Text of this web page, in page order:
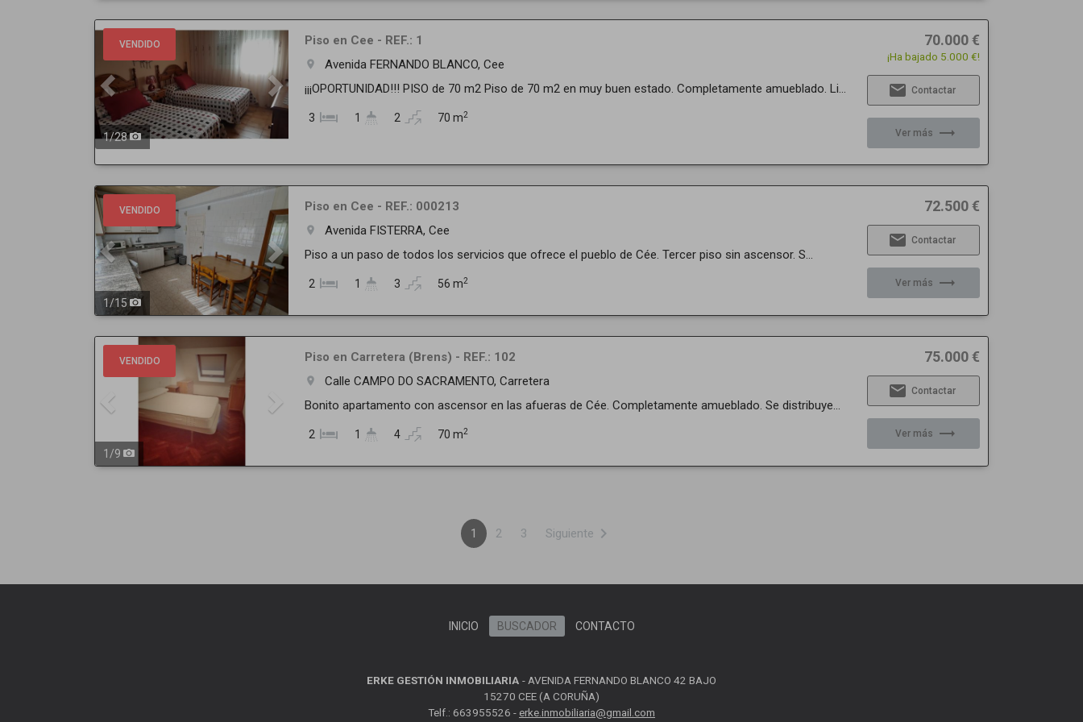
VENDIDO
Previous Next
1/28
Piso en Cee - REF.: 1
room
Avenida FERNANDO BLANCO, Cee
¡¡¡OPORTUNIDAD!!! PISO de 70 m2 Piso de 70 m2 en muy buen estado. Completamente amueblado. Li...
3 1 2 70 m2
70.000 €
¡Ha bajado 5.000 €!
email Contactar
Ver más trending_flat
VENDIDO
Previous Next
1 /15
Piso en Cee - REF.: 000213
room
Avenida FISTERRA, Cee
Piso a un paso de todos los servicios que ofrece el pueblo de Cée. Tercer piso sin ascensor. S...
2 1 3 56 m2
72.500 €
email Contactar
Ver más trending_flat
VENDIDO
Previous
1 /9
Piso en Carretera (Brens) - REF.: 102
room
Calle CAMPO DO SACRAMENTO, Carretera
Bonito apartamento con ascensor en las afueras de Cée. Completamente amueblado. Se distribuye...
2 1 4 70 m2
75.000 €
email Contactar
Ver más trending_flat
1 2 3 Siguiente chevron_right
INICIO BUSCADOR CONTACTO
ERKE GESTIÓN INMOBILIARIA - AVENIDA FERNANDO BLANCO 42 BAJO
15270 CEE (A CORUÑA)
Telf.: 663955526 - erke.inmobiliaria@gmail.com